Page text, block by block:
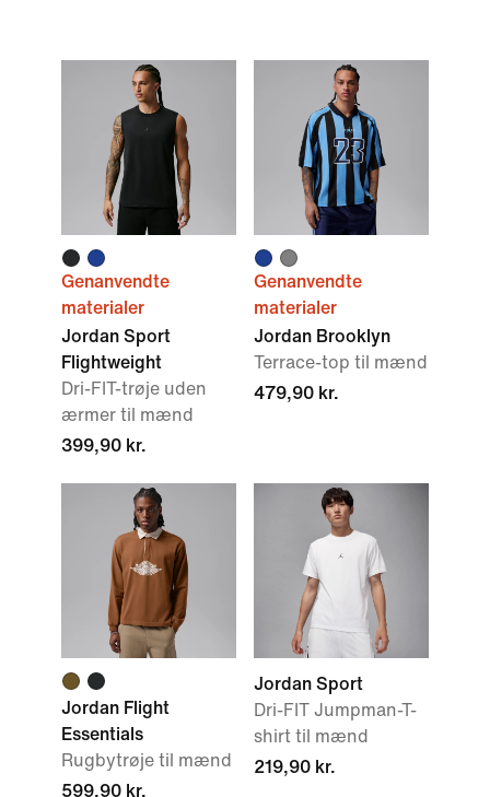
Genanvendte
materialer
Jordan Sport
Flightweight
Dri-FIT-trøje uden
ærmer til mænd
399,90 kr.
Genanvendte
materialer
Jordan Brooklyn
Terrace-top til mænd
479,90 kr.
Jordan Flight
Essentials
Rugbytrøje til mænd
599,90 kr.
Jordan Sport
Dri-FIT Jumpman-T-
shirt til mænd
219,90 kr.